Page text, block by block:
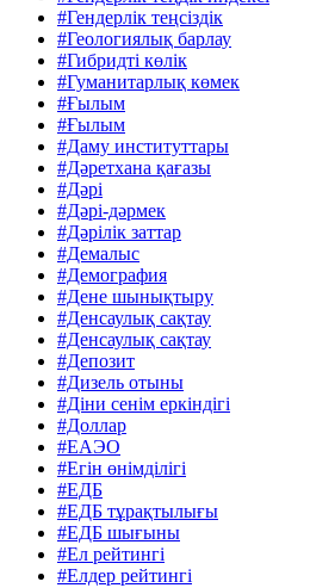
#Гендерлік теңсіздік
#Геологиялық барлау
#Гибридті көлік
#Гуманитарлық көмек
#Ғылым
#Ғылым
#Даму институттары
#Дәретхана қағазы
#Дәрі
#Дәрі-дәрмек
#Дәрілік заттар
#Демалыс
#Демография
#Дене шынықтыру
#Денсаулық сақтау
#Денсаулық сақтау
#Депозит
#Дизель отыны
#Діни сенім еркіндігі
#Доллар
#ЕАЭО
#Егін өнімділігі
#ЕДБ
#ЕДБ тұрақтылығы
#ЕДБ шығыны
#Ел рейтингі
#Елдер рейтингі